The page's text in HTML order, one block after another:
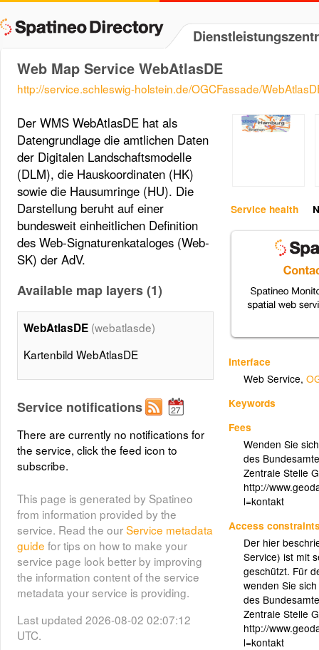
Web Map Service WebAtlasDE
http://service.schleswig-holstein.de/OGCFassade/
Service health
Interface
Web Service,
Keywords
Fees
Wenden Sie
des
Zentrale Stelle
http://
l=kontakt
Access
Der hier
Service) ist mit
geschützt. Für
wenden Sie
des
Zentrale Stelle
http://
l=kontakt
Der WMS WebAtlasDE hat als
Datengrundlage die amtlichen Daten
der Digitalen Landschaftsmodelle
(DLM), die Hauskoordinaten (HK)
sowie die Hausumringe (HU). Die
Darstellung beruht auf einer
bundesweit einheitlichen Definition
des Web-Signaturenkataloges (Web-
SK) der AdV.
Available map layers (1)
WebAtlasDE (webatlasde)
Kartenbild WebAtlasDE
Service notifications
There are currently no notifications for
the service, click the feed icon to
subscribe.
This page is generated by Spatineo
from information provided by the
service. Read the ourService metadata
guide for tips on how to make your
service page look better by improving
the information content of the service
metadata your service is providing.
Last updated 2026-08-02 02:07:12
UTC.